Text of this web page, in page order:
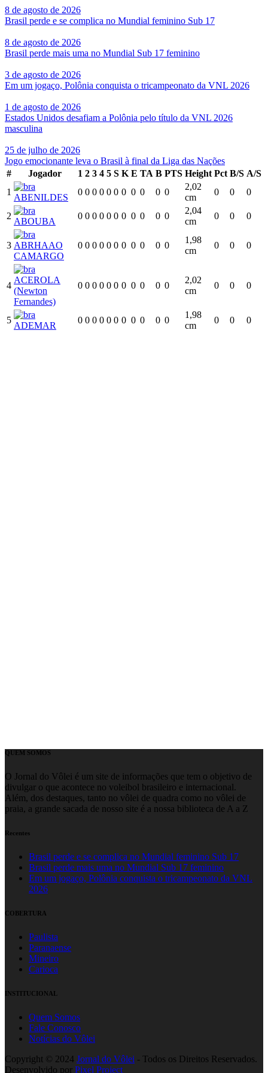
8 de agosto de 2026
Brasil perde e se complica no Mundial feminino Sub 17
8 de agosto de 2026
Brasil perde mais uma no Mundial Sub 17 feminino
3 de agosto de 2026
Em um jogaço, Polônia conquista o tricampeonato da VNL 2026
1 de agosto de 2026
Estados Unidos desafiam a Polônia pelo título da VNL 2026
masculina
25 de julho de 2026
Jogo emocionante leva o Brasil à final da Liga das Nações
#
Jogador 1 2 3 4 5 S K E TA B PTS Height Pct B/S A/S
1
ABENILDES
0 0 0 0 0 0 0 0 0 0 0
2,02
cm
0 0 0
2
ABOUBA
0 0 0 0 0 0 0 0 0 0 0
2,04
cm
0 0 0
3 ABRHAAO
CAMARGO
0 0 0 0 0 0 0 0 0 0 0
1,98
cm
0 0 0
4
ACEROLA
(Newton
Fernandes)
0 0 0 0 0 0 0 0 0 0 0
2,02
cm
0 0 0
5
ADEMAR
0 0 0 0 0 0 0 0 0 0 0
1,98
cm
0 0 0
QUEM SOMOS
O Jornal do Vôlei é um site de informações que tem o objetivo de
divulgar o que acontece no voleibol brasileiro e internacional.
Além, dos destaques, tanto no vôlei de quadra como no vôlei de
praia, a grande sacada de nosso site é a nossa biblioteca de A a Z
Recentes
Brasil perde e se complica no Mundial feminino Sub 17
Brasil perde mais uma no Mundial Sub 17 feminino
Em um jogaço, Polônia conquista o tricampeonato da VNL
2026
COBERTURA
Paulista
Paranaense
Mineiro
Carioca
INSTITUCIONAL
Quem Somos
Fale Conosco
Notícias do Vôlei
Copyright © 2024 Jornal do Vôlei - Todos os Direitos Reservados.
Desenvolvido por Pixel Project